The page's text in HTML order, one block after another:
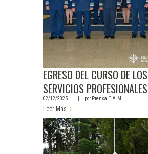
EGRESO DEL CURSO DE LOS
SERVICIOS PROFESIONALES
02/12/2025 porPrensa E.A.M
Leer Más